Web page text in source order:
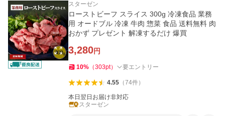
スターゼン
ローストビーフ スライス 300g 冷凍食品 業務
用 オードブル 冷凍 牛肉 惣菜 食品 送料無料 肉
おかず プレゼント 解凍するだけ 爆買
3,280円
10% （303pt） 要エントリー
4.55（74件）
本日翌日お届け非対応
スターゼン